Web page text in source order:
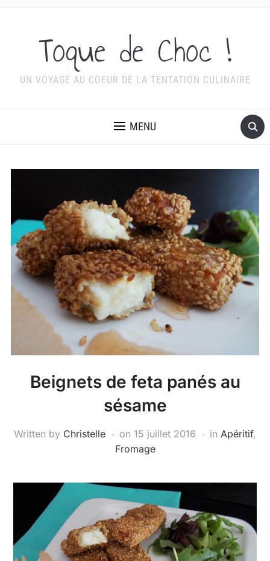
Toque de Choc !
UN VOYAGE AU COEUR DE LA TENTATION CULINAIRE
MENU
Beignets de feta panés au
sésame
Written by Christelle on 15 juillet 2016 in Apéritif,
Fromage